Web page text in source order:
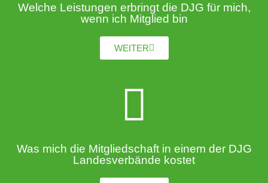
Welche Leistungen erbringt die DJG für mich,
wenn ich Mitglied bin
WEITER
Was mich die Mitgliedschaft in einem der DJG
Landesverbände kostet